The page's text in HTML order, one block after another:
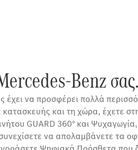
Benz σας.
να προσφέρει πολλά
κατασκευής και τη χώρα,
GUARD 360° και
να απολαμβάνετε τα